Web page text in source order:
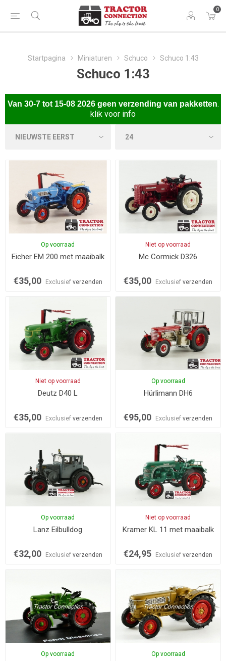
0
Startpagina Miniaturen Schuco Schuco 1:43
Schuco 1:43
Van 30-7 tot 15-08 2026 geen verzending van pakketten.
klik voor info
Op voorraad
Eicher EM 200 met maaibalk
€35,00 Exclusief verzenden
Niet op voorraad
Mc Cormick D326
€35,00 Exclusiefverzenden
Niet op voorraad
Deutz D40 L
€35,00 Exclusief verzenden
Op voorraad
Hürlimann DH6
€95,00 Exclusiefverzenden
Op voorraad
Lanz Eilbulldog
€32,00 Exclusief verzenden
Niet op voorraad
Kramer KL 11 met maaibalk
€24,95 Exclusiefverzenden
Op voorraad Op voorraad